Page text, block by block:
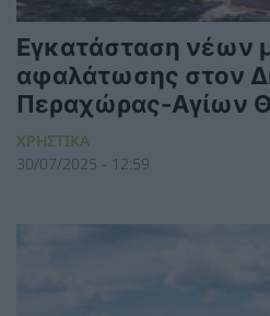
Εγκατάσταση νέων
αφαλάτωσης στον
Περαχώρας-Αγίων
ΧΡΗΣΤΙΚΑ
30/07/2025 - 12:59